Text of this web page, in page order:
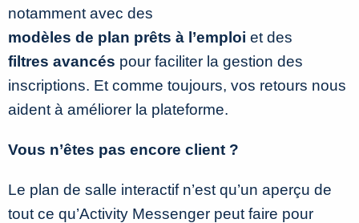
notamment avec des
modèles de plan prêts à l’emploi et des
filtres avancés pour faciliter la gestion des
inscriptions. Et comme toujours, vos retours nous
aident à améliorer la plateforme.
Vous n’êtes pas encore client ?
Le plan de salle interactif n’est qu’un aperçu de
tout ce qu’Activity Messenger peut faire pour